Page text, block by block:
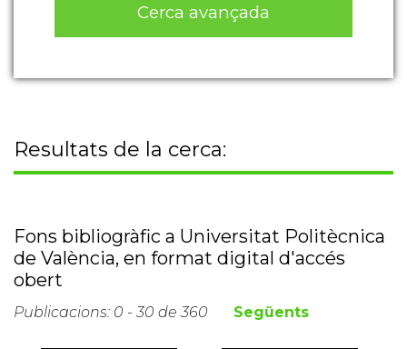
Cerca avançada
Resultats de la cerca:
Fons bibliogràfic a Universitat Politècnica
de València, en format digital d'accés
obert
Publicacions: 0 - 30 de 360 Següents